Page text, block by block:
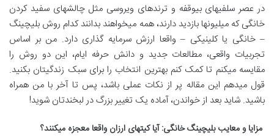
در عصر سلفیهای بیوقفه و ترندهای ویروسی مثل چالشهای سفید کردن
خانگی که میلیونها بازدید دارند، همه میخواهند بدانند کدام روش بلیچینگ
– خانگی یا کلینیکی – واقعا ارزش سرمایه گذاری دارد. من بر اساس
تجربیات واقعی، مطالعات جدید و دانش حرفه ایام، این دو روش را
مقایسه میکنم تا کمک کنم بهترین انتخاب را برای سبک زندگیتان بکنید.
قول میدهم این مقاله پر از نکات عملی باشد، پس تا آخر با من همراه
باشید. شاید بعد از خواندن، آماده یک تغییر بزرگ در لبخندتان شوید!
مزایا و معایب بلیچینگ خانگی: آیا کیتهای ارزان واقعا معجزه میکنند؟